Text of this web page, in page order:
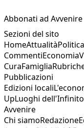
Abbonati ad Avvenire
Sezioni del sito
HomeAttualitàPolitica
CommentiEconomia
CuraFamiglia
Pubblicazioni
Edizioni locali
UpLuoghi dell'Infinito
Avvenire
Chi siamoRedazione